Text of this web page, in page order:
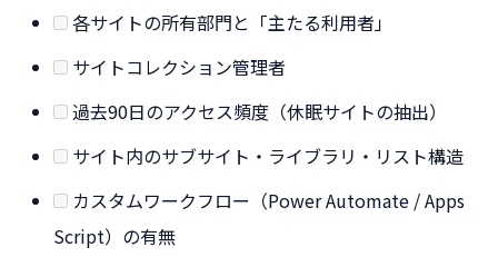
各サイトの所有部門と「主たる利用者」
サイトコレクション管理者
過去90日のアクセス頻度（休眠サイトの抽出）
サイト内のサブサイト・ライブラリ・リスト構造
カスタムワークフロー（Power Automate / Apps
Script）の有無